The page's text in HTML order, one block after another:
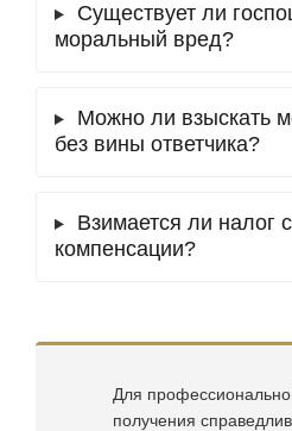
Существует ли
моральный вред?
Можно ли взыскать
без вины ответчика?
Взимается ли налог
компенсации?
Для
получения